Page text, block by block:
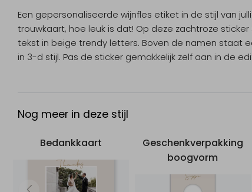
Een gepersonaliseerde wijnfles etiket in de stijl van
trouwkaart, hoe leuk is dat! Op deze zachtroze
tekst in beige trendy letters. Boven de namen staat
in 3-d stijl. Pas de sticker gemakkelijk zelf aan in de
Nog meer in deze stijl
Bedankkaart
Geschenkverpakking
boogvorm